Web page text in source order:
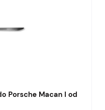
Porsche Macan I od